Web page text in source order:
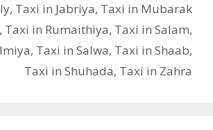
, Taxi in Jabriya, Taxi in Mubarak
, Taxi in Rumaithiya, Taxi in Salam,
, Taxi in Salwa, Taxi in Shaab,
Taxi in Shuhada, Taxi in Zahra